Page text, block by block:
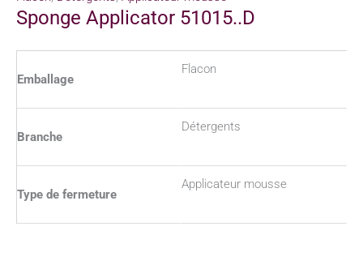
Sponge Applicator 51015..D
Emballage
Flacon
Branche
Détergents
Type de fermeture
Applicateur mousse